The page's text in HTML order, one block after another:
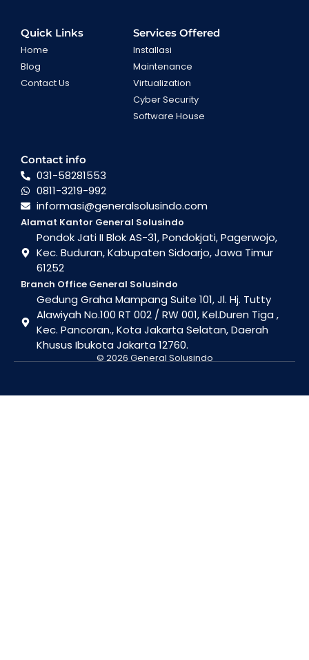
Quick Links
Home
Blog
Contact Us
Services Offered
Installasi
Maintenance
Virtualization
Cyber Security
Software House
Contact info
031-58281553
0811-3219-992
informasi@generalsolusindo.com
Alamat Kantor General Solusindo
Pondok Jati II Blok AS-31, Pondokjati, Pagerwojo,
Kec. Buduran, Kabupaten Sidoarjo, Jawa Timur
61252
Branch Office General Solusindo
Gedung Graha Mampang Suite 101, Jl. Hj. Tutty
Alawiyah No.100 RT 002 / RW 001, Kel.Duren Tiga ,
Kec. Pancoran., Kota Jakarta Selatan, Daerah
Khusus Ibukota Jakarta 12760.
© 2026 General Solusindo